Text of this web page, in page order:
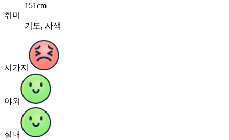
151cm
취미
기도, 사색
시가지
야외
실내